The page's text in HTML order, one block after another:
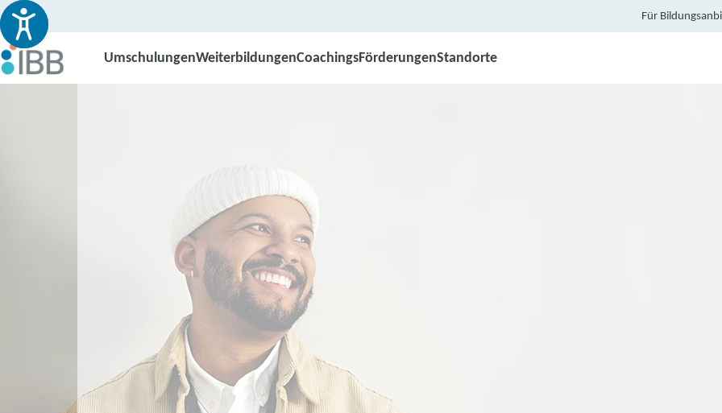
Für
UmschulungenWeiterbildungenCoachingsFörderungenStandorte